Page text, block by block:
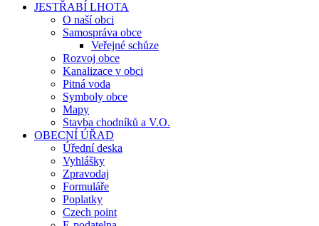
JESTŘABÍ LHOTA
O naší obci
Samospráva obce
Veřejné schůze
Rozvoj obce
Kanalizace v obci
Pitná voda
Symboly obce
Mapy
Stavba chodníků a V.O.
OBECNÍ ÚŘAD
Úřední deska
Vyhlášky
Zpravodaj
Formuláře
Poplatky
Czech point